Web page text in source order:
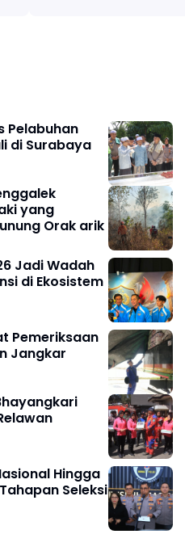
Pelabuhan
di Surabaya
yang
Orak arik
Jadi Wadah
di Ekosistem
Pemeriksaan
Jangkar
Hingga
Seleksi